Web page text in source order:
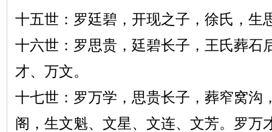
十五世：罗廷碧，开现之子，徐氏，生
十六世：罗思贵，廷碧长子，王氏葬石
才、万文。
十七世：罗万学，思贵长子，葬窄窝沟
阁，生文魁、文星、文连、文芳。罗万